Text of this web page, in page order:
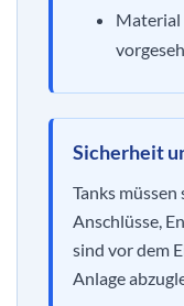
Material
Sicherheit
Tanks
Anschlüsse,
sind vor dem
Anlage